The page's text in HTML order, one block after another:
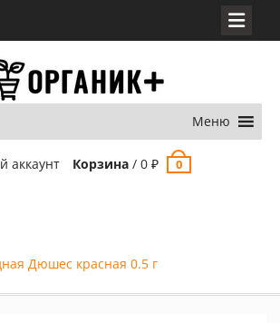
Меню
аккаунт Корзина/ 0 ₽ 0
Дюшес красная 0.5 г